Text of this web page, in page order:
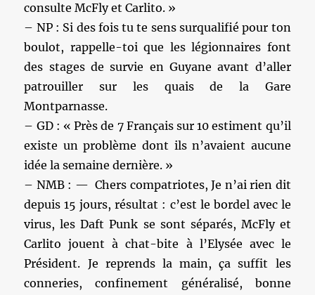
consulte McFly et Carlito. »
– NP : Si des fois tu te sens surqualifié pour ton
boulot, rappelle-toi que les légionnaires font
des stages de survie en Guyane avant d’aller
patrouiller sur les quais de la Gare
Montparnasse.
– GD : « Près de 7 Français sur 10 estiment qu’il
existe un problème dont ils n’avaient aucune
idée la semaine dernière. »
– NMB : — Chers compatriotes, Je n’ai rien dit
depuis 15 jours, résultat : c’est le bordel avec le
virus, les Daft Punk se sont séparés, McFly et
Carlito jouent à chat-bite à l’Elysée avec le
Président. Je reprends la main, ça suffit les
conneries, confinement généralisé, bonne